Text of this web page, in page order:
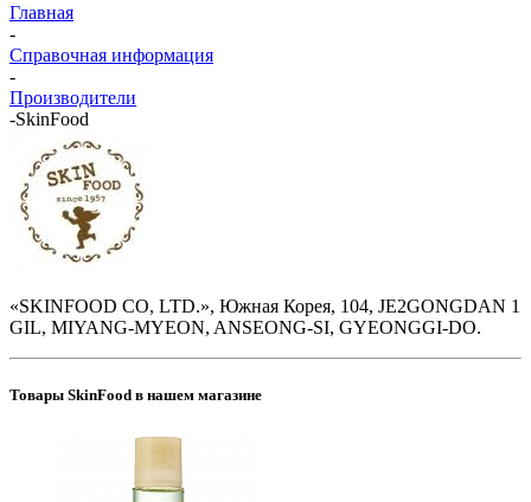
Главная
-
Справочная информация
-
Производители
-SkinFood
«SKINFOOD CO, LTD.», Южная Корея, 104, JE2GONGDAN 1
GIL, MIYANG-MYEON, ANSEONG-SI, GYEONGGI-DO.
Товары SkinFood в нашем магазине